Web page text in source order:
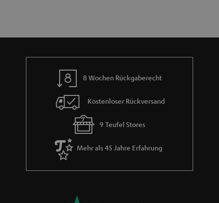
m
8 Wochen Rückgaberecht
Kostenloser Rückversand
9 Teufel Stores
Mehr als 45 Jahre Erfahrung